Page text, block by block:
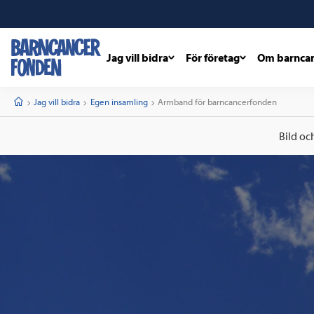
Jag vill bidra För företag Om
StartJag vill bidra Egen insamling Current:
Armband för barncancerfonden
Bild